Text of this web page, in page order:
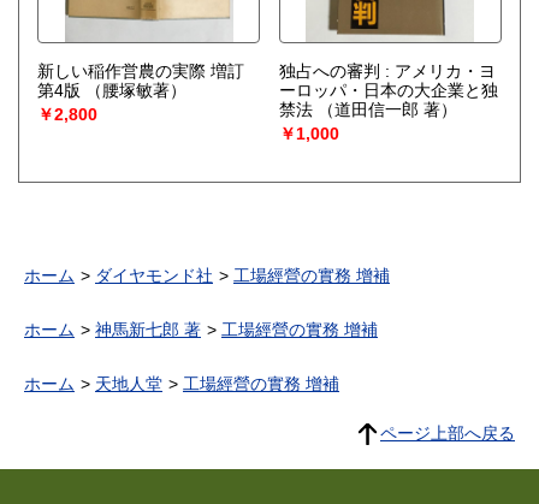
新しい稲作営農の実際 増訂
第4版
（腰塚敏著）
￥2,800
独占への審判 : アメリカ・ヨ
ーロッパ・日本の大企業と独
禁法
（道田信一郎 著）
￥1,000
ホーム ダイヤモンド社 工場經營の實務 增補
ホーム 神馬新七郎 著 工場經營の實務 增補
ホーム 天地人堂 工場經營の實務 增補
ページ上部へ戻る